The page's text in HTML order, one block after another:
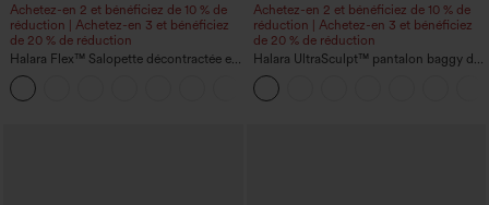
Achetez-en 2 et bénéficiez de 10 % de
réduction | Achetez-en 3 et bénéficiez
de 20 % de réduction
Halara Flex™ Salopette décontractée en
denim lavé à encolure en V avec poche
Achetez-en 2 et bénéficiez de 10 % de
réduction | Achetez-en 3 et bénéficiez
de 20 % de réduction
Halara UltraSculpt™ pantalon baggy de
yoga taille haute à effet gainant pour le
ventre, à rayures color block, avec
poches